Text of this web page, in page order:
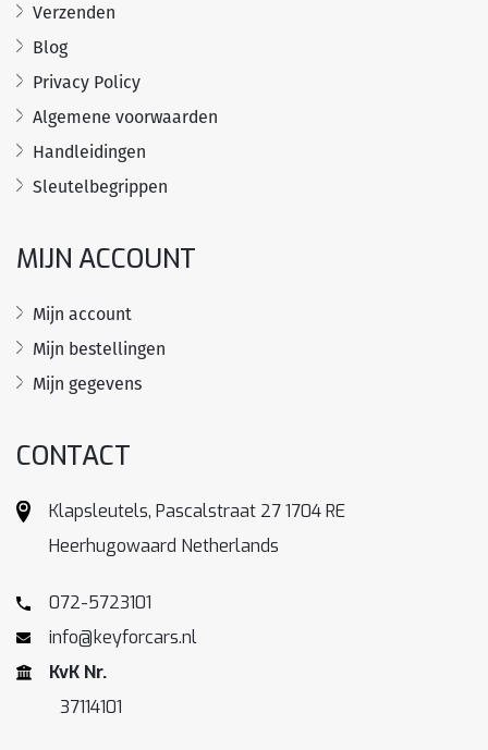
Verzenden
Blog
Privacy Policy
Algemene voorwaarden
Handleidingen
Sleutelbegrippen
MIJN ACCOUNT
Mijn account
Mijn bestellingen
Mijn gegevens
CONTACT
Klapsleutels, Pascalstraat 27 1704 RE
Heerhugowaard Netherlands
072-5723101
info@keyforcars.nl
KvK Nr.
37114101